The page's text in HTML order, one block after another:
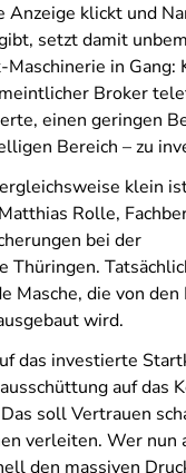
Anzeige klickt und
setzt damit
in Gang:
Broker
einen geringen
Bereich – zu
klein
Rolle,
bei der
Thüringen.
Masche, die von
wird.
das investierte
auf das
soll Vertrauen
verleiten. Wer nun
den massiven